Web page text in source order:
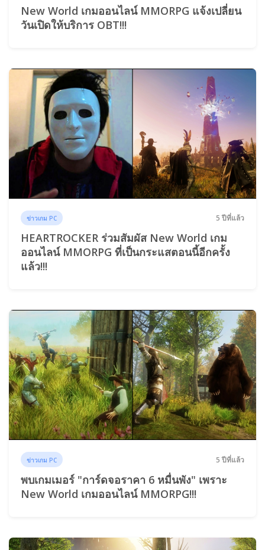
New World เกมออนไลน์ MMORPG แจ้งเปลี่ยน
วันเปิดให้บริการ OBT!!!
ข่าวเกม PC 5 ปีที่แล้ว
HEARTROCKER ร่วมสัมผัส New World เกม
ออนไลน์ MMORPG ที่เป็นกระแสตอนนี้อีกครั้ง
แล้ว!!!
ข่าวเกม PC 5 ปีที่แล้ว
พบเกมเมอร์ "การ์ดจอราคา 6 หมื่นพัง" เพราะ
New World เกมออนไลน์ MMORPG!!!